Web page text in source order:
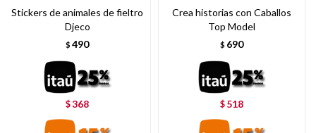
Stickers de animales de fieltro
Djeco
$ 490
$368
Crea historias con Caballos
Top Model
$ 690
$ 518